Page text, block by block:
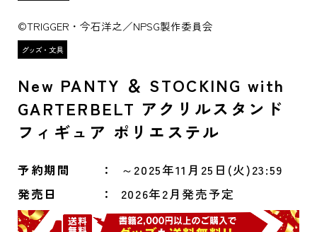
©TRIGGER・今石洋之／NPSG製作委員会
New PANTY ＆ STOCKING with
GARTERBELT アクリルスタンド
フィギュア ポリエステル
予約期間
～2025年11月25日(火)23:59
発売日
2026年2月発売予定